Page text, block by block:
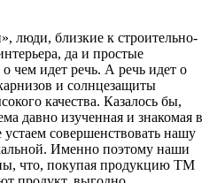
люди, близкие к строительно-
да и простые
чем идет речь. А речь идет о
и солнцезащиты
качества. Казалось бы,
давно изученная и знакомая в
совершенствовать нашу
Именно поэтому наши
что, покупая продукцию ТМ